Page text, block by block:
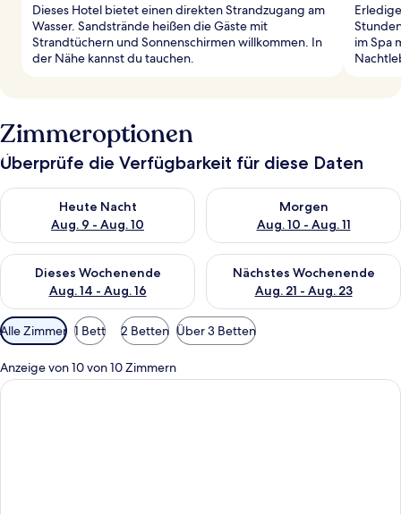
Dieses Hotel bietet einen direkten Strandzugang am
Wasser. Sandstrände heißen die Gäste mit
Strandtüchern und Sonnenschirmen willkommen. In
der Nähe kannst du tauchen.
im Spa
Zimmeroptionen
Überprüfe die Verfügbarkeit für diese Daten
Heute Nacht
Aug. 9 - Aug. 10
Überprüfe die Verfügbarkeit für heute Nacht, Aug. 9 - Aug.
Morgen
Aug. 10 - Aug. 11
Überprüfe die Verfügbarkeit
Dieses Wochenende
Aug. 14 - Aug. 16
Überprüfe die Verfügbarkeit für dieses Wochenende, Aug. 14
Nächstes Wochenende
Aug. 21 - Aug. 23
Überprüfe die Verfügbarkeit
Verfügbare
Filter
für
Zimmer
Alle Zimmer 1 Bett 2 Betten Über 3 Betten
Anzeige von 10 von 10 Zimmern